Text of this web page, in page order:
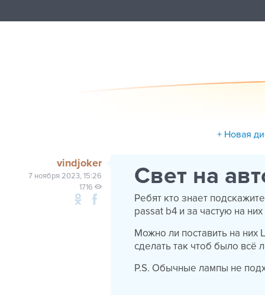
+ Новая
vindjoker
7 ноября 2023, 15:26
1716
Свет на
Ребят кто знает
passat b4 и за частую на
Можно ли поставить на них
сделать так чтоб было всё
P.S. Обычные лампы не